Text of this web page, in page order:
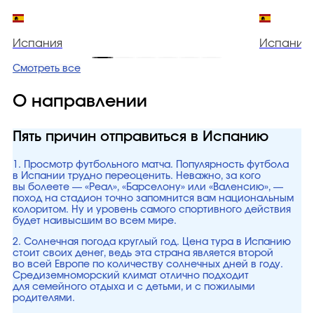
Испания Испания
Смотреть все
О направлении
Пять причин отправиться в Испанию
1. Просмотр футбольного матча. Популярность футбола
в Испании трудно переоценить. Неважно, за кого
вы болеете — «Реал», «Барселону» или «Валенсию», —
поход на стадион точно запомнится вам национальным
колоритом. Ну и уровень самого спортивного действия
будет наивысшим во всем мире.
2. Солнечная погода круглый год. Цена тура в Испанию
стоит своих денег, ведь эта страна является второй
во всей Европе по количеству солнечных дней в году.
Средиземноморский климат отлично подходит
для семейного отдыха и с детьми, и с пожилыми
родителями.